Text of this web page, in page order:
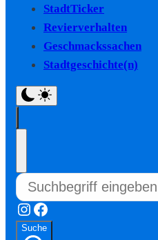
StadtTicker
Revierverhalten
Geschmackssachen
Stadtgeschichte(n)
Instagram
Facebook
Suche